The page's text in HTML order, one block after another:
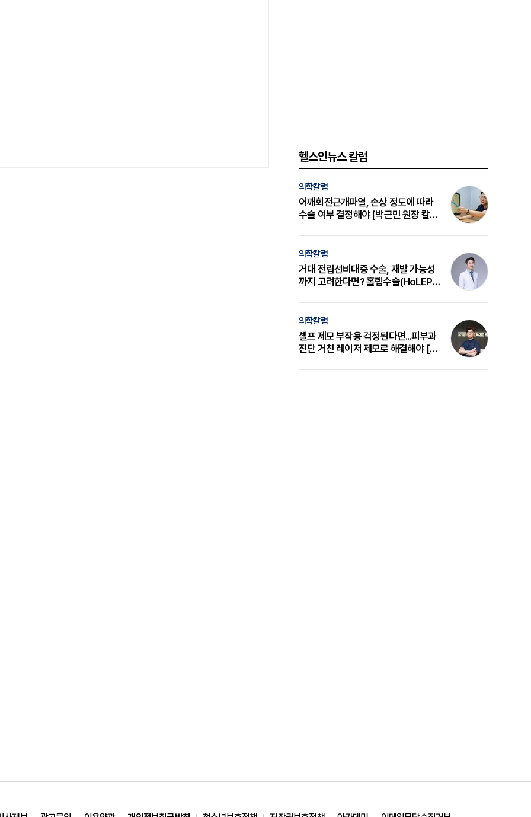
헬스인뉴스 칼럼
의학칼럼
어깨회전근개파열, 손상 정도에 따라
수술 여부 결정해야 [박근민 원장 칼
의학칼럼
거대 전립선비대증 수술, 재발 가능성
까지 고려한다면? 홀렙수술(HoLEP)
의학칼럼
셀프 제모 부작용 걱정된다면...피부과
진단 거친 레이저 제모로 해결해야 [변